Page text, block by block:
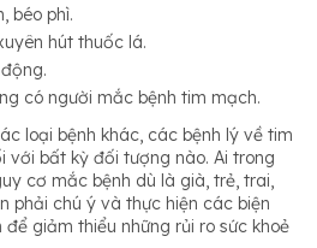
béo phì.
hút thuốc lá.
có người mắc bệnh tim mạch.
loại bệnh khác, các bệnh lý về tim
với bất kỳ đối tượng nào. Ai trong
cơ mắc bệnh dù là già, trẻ, trai,
phải chú ý và thực hiện các biện
giảm thiểu những rủi ro sức khoẻ